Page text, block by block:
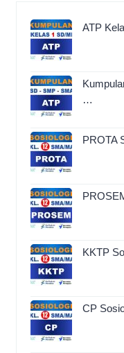
ATP
…
PROTA
KKTP
CP